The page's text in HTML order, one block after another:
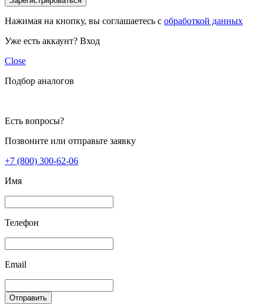
Нажимая на кнопку, вы соглашаетесь с обработкой данных
Уже есть аккаунт? Вход
Close
Подбор аналогов
Есть вопросы?
Позвоните или отправьте заявку
+7 (800) 300-62-06
Имя
Телефон
Email
Отправить